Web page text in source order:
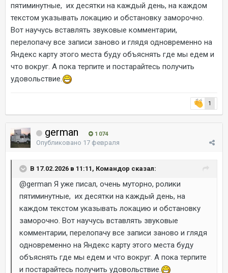
пятиминутные, их десятки на каждый день, на каждом
текстом указывать локацию и обстановку заморочно.
Вот научусь вставлять звуковые комментарии,
перелопачу все записи заново и глядя одновременно на
Яндекс карту этого места буду объяснять где мы едем и
что вокруг. А пока терпите и постарайтесь получить
удовольствие.
1
german 1 074
Опубликовано 17 февраля
В 17.02.2026 в 11:11, Командор сказал:
@german Я уже писал, очень муторно, ролики
пятиминутные, их десятки на каждый день, на
каждом текстом указывать локацию и обстановку
заморочно. Вот научусь вставлять звуковые
комментарии, перелопачу все записи заново и глядя
одновременно на Яндекс карту этого места буду
объяснять где мы едем и что вокруг. А пока терпите
и постарайтесь получить удовольствие.